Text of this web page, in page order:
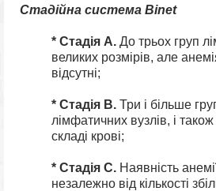
Стадійна система Binet
* Стадія A. До трьох груп
великих розмірів, але
відсутні;
* Стадія B. Три і більше
лімфатичних вузлів, і
складі крові;
* Стадія C. Наявність
незалежно від кількості